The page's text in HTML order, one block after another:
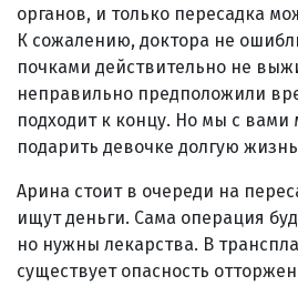
органов, и только пересадка
К сожалению, доктора не
почками действительно не
неправильно предположили
подходит к концу. Но мы с
подарить девочке долгую
Арина стоит в очереди на
ищут деньги. Сама операция
но нужны лекарства. В
существует опасность